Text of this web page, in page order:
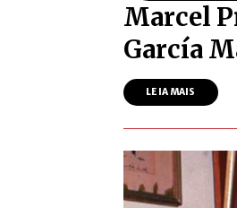
Marcel
García
LEIA MAIS